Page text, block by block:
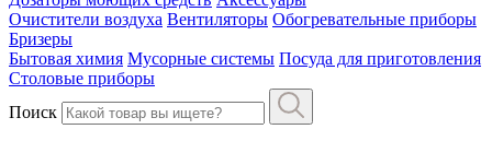
Очистители воздуха Вентиляторы Обогревательные приборы
Бризеры
Бытовая химия Мусорные системы Посуда для приготовления
Столовые приборы
Поиск